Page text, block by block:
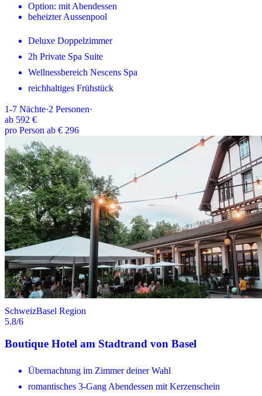
Option: mit Abendessen
beheizter Aussenpool
Deluxe Doppelzimmer
2h Private Spa Suite
Wellnessbereich Nescens Spa
reichhaltiges Frühstück
1-7 Nächte·2 Personen·
ab 592 €
pro Person ab € 296
SchweizBasel Region
5.8/6
Boutique Hotel am Stadtrand von Basel
Übernachtung im Zimmer deiner Wahl
romantisches 3-Gang Abendessen mit Kerzenschein